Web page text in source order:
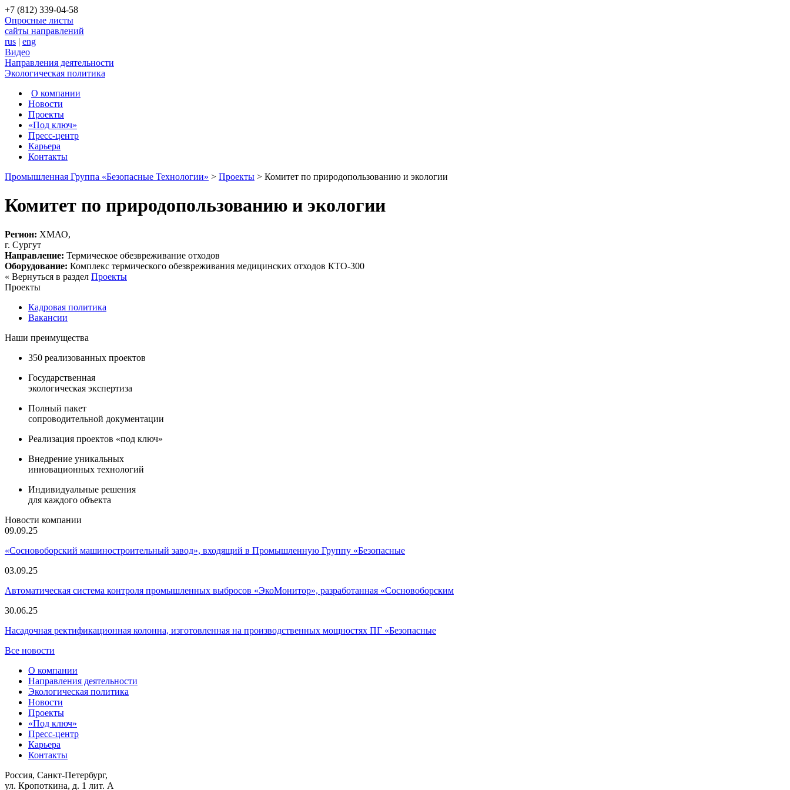
+7 (812) 339-04-58
Опросные листы
сайты направлений
rus | eng
Видео
Направления деятельности
Экологическая политика
О компании
Новости
Проекты
«Под ключ»
Пресс-центр
Карьера
Контакты
Промышленная Группа «Безопасные Технологии» > Проекты > Комитет по природопользованию и экологии
Комитет по природопользованию и экологии
Регион: ХМАО,
г. Сургут
Направление: Термическое обезвреживание отходов
Оборудование: Комплекс термического обезвреживания медицинских отходов КТО-300
« Вернуться в раздел Проекты
Проекты
Кадровая политика
Вакансии
Наши преимущества
350 реализованных проектов
Государственная
экологическая экспертиза
Полный пакет
сопроводительной документации
Реализация проектов «под ключ»
Внедрение уникальных
инновационных технологий
Индивидуальные решения
для каждого объекта
Новости компании
09.09.25
«Сосновоборский машиностроительный завод», входящий в Промышленную Группу «Безопасные
03.09.25
Автоматическая система контроля промышленных выбросов «ЭкоМонитор», разработанная «Сосновоборским
30.06.25
Насадочная ректификационная колонна, изготовленная на производственных мощностях ПГ «Безопасные
Все новости
О компании
Направления деятельности
Экологическая политика
Новости
Проекты
«Под ключ»
Пресс-центр
Карьера
Контакты
Россия, Санкт-Петербург,
ул. Кропоткина, д. 1 лит. А